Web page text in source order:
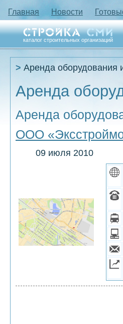
Главная Новости
каталог строительных организаций
Аренда оборудования
Аренда
Аренда
ООО
09 июля 2010